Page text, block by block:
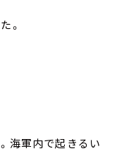
。
海軍内で起きるい